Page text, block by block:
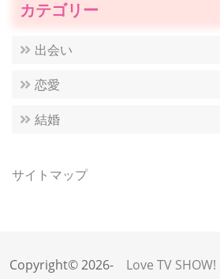
カテゴリー
出会い
恋愛
結婚
サイトマップ
Copyright© 2026- Love TV SHOW!